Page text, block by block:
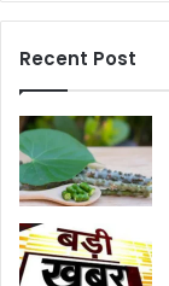
Recent Post